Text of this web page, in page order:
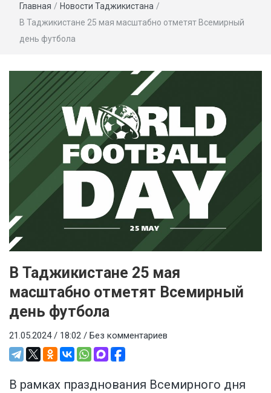
Главная / Новости Таджикистана /
В Таджикистане 25 мая масштабно отметят Всемирный
день футбола
В Таджикистане 25 мая
масштабно отметят Всемирный
день футбола
21.05.2024 / 18:02 / Без комментариев
В рамках празднования Всемирного дня